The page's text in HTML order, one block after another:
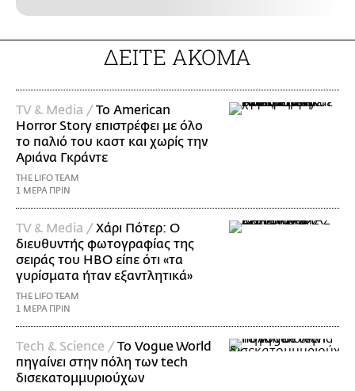
ΔΕΙΤΕ ΑΚΟΜΑ
TV & Media / Το American
Horror Story επιστρέφει με όλο
το παλιό του καστ και χωρίς την
Αριάνα Γκράντε
THE LIFO TEAM
1 ΜΕΡΑ ΠΡΙΝ
TV & Media / Χάρι Πότερ: Ο
διευθυντής φωτογραφίας της
σειράς του HBO είπε ότι «τα
γυρίσματα ήταν εξαντλητικά»
THE LIFO TEAM
1 ΜΕΡΑ ΠΡΙΝ
Τech & Science / Το Vogue World
πηγαίνει στην πόλη των tech
δισεκατομμυριούχων